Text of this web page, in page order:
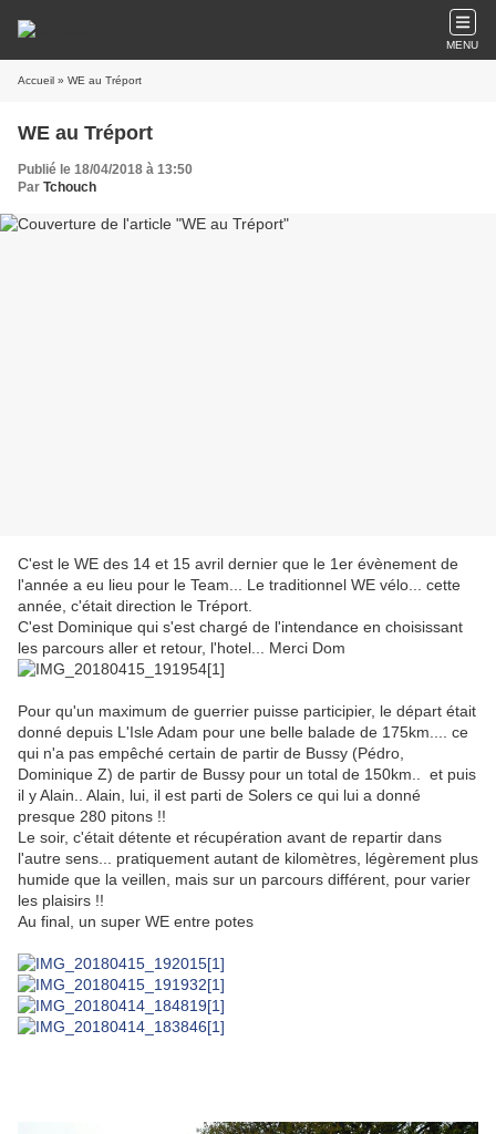
MENU
Accueil » WE au Tréport
WE au Tréport
Publié le 18/04/2018 à 13:50
Par Tchouch
C'est le WE des 14 et 15 avril dernier que le 1er évènement de
l'année a eu lieu pour le Team... Le traditionnel WE vélo... cette
année, c'était direction le Tréport.
C'est Dominique qui s'est chargé de l'intendance en choisissant
les parcours aller et retour, l'hotel... Merci Dom
Pour qu'un maximum de guerrier puisse participier, le départ était
donné depuis L'Isle Adam pour une belle balade de 175km.... ce
qui n'a pas empêché certain de partir de Bussy (Pédro,
Dominique Z) de partir de Bussy pour un total de 150km.. et puis
il y Alain.. Alain, lui, il est parti de Solers ce qui lui a donné
presque 280 pitons !!
Le soir, c'était détente et récupération avant de repartir dans
l'autre sens... pratiquement autant de kilomètres, légèrement plus
humide que la veillen, mais sur un parcours différent, pour varier
les plaisirs !!
Au final, un super WE entre potes